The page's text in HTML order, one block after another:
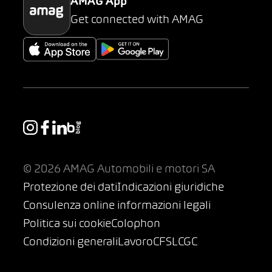
AMAG App
Get connected with AMAG
© 2026 AMAG Automobili e motori SA
Protezione dei datiIndicazioni giuridiche
Consulenza online informazioni legali
Politica sui cookieColophon
Condizioni generaliLavoroCFSLCGC